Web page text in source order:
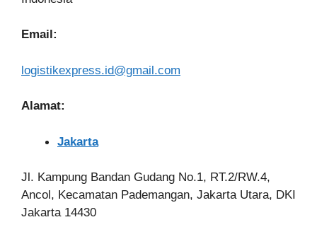
Email:
logistikexpress.id@gmail.com
Alamat:
Jakarta
Jl. Kampung Bandan Gudang No.1, RT.2/RW.4,
Ancol, Kecamatan Pademangan, Jakarta Utara, DKI
Jakarta 14430